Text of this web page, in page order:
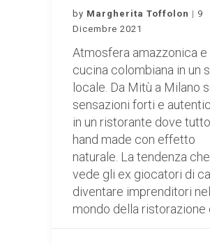
by Margherita Toffolon
9
Dicembre 2021
Atmosfera amazzonica e
cucina colombiana in un
locale. Da Mitù a Milano
sensazioni forti e
in un ristorante dove
hand made con effetto
naturale. La tendenza che
vede gli ex giocatori di
diventare imprenditori nel
mondo della ristorazione